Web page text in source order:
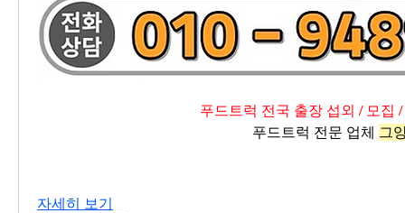
푸드트럭 전국 출장 섭외 / 모집
푸드트럭 전문 업체 그
자세히 보기